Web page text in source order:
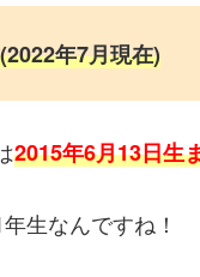
年7月現在)
2015年6月13日生
生なんですね！